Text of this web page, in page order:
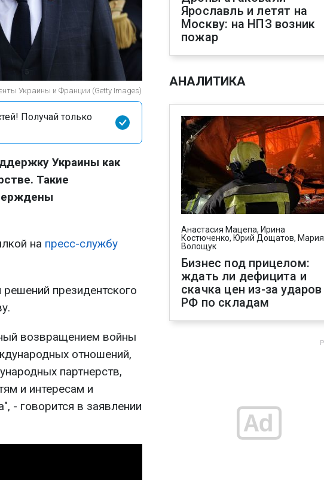
Украины и Франции (Getty Images)
Получай только
Украины как
Такие
на пресс-службу
президентского
возвращением войны
отношений,
партнерств,
и интересам и
- говорится в заявлении
Ярославль и летят на
Москву: на НПЗ возник
пожар
АНАЛИТИКА
Анастасия Мацепа, Ирина
Костюченко, Юрий Дощатов, Мария
Волощук
Бизнес под прицелом:
ждать ли дефицита и
скачка цен из-за ударов
РФ по складам